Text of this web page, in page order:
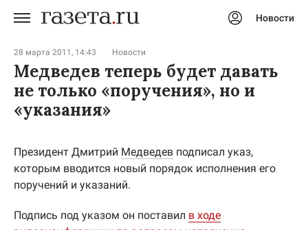
Новости
28 марта 2011, 14:43 Новости
Медведев теперь будет давать
не только «поручения», но и
«указания»
Президент Дмитрий Медведев подписал указ,
которым вводится новый порядок исполнения его
поручений и указаний.
Подпись под указом он поставил в ходе